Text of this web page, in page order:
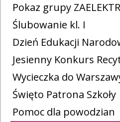
Pokaz grupy
Ślubowanie kl. I
Dzień Edukacji
Jesienny Konkurs
Wycieczka do
Święto Patrona Szkoły
Pomoc dla powodzian